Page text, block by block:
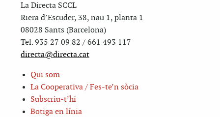
La Directa SCCL
Riera d’Escuder, 38, nau 1, planta 1
08028 Sants (Barcelona)
Tel. 935 27 09 82 / 661 493 117
directa@directa.cat
Qui som
La Cooperativa / Fes-te’n sòcia
Subscriu-t’hi
Botiga en línia